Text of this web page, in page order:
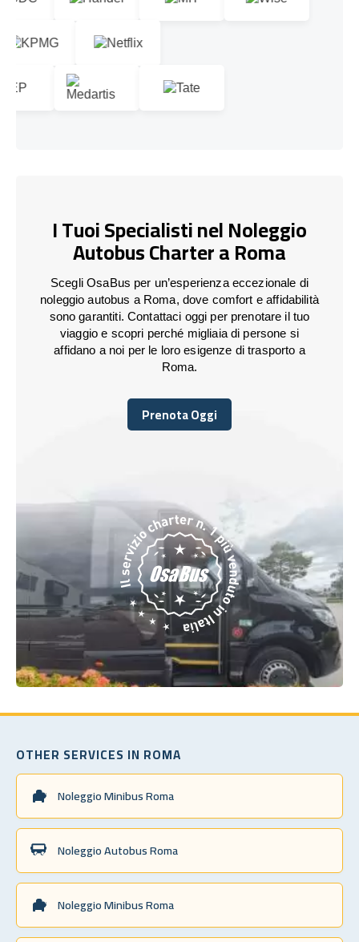
I Tuoi Specialisti nel Noleggio
Autobus Charter a Roma
Scegli OsaBus per un’esperienza eccezionale di
noleggio autobus a Roma, dove comfort e affidabilità
sono garantiti. Contattaci oggi per prenotare il tuo
viaggio e scopri perché migliaia di persone si
affidano a noi per le loro esigenze di trasporto a
Roma.
Prenota Oggi
Prenota Oggi
OTHER SERVICES IN ROMA
Noleggio Minibus Roma
Noleggio Autobus Roma
Noleggio Minibus Roma